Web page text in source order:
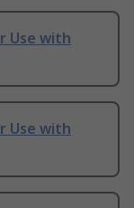
Use with
Use with